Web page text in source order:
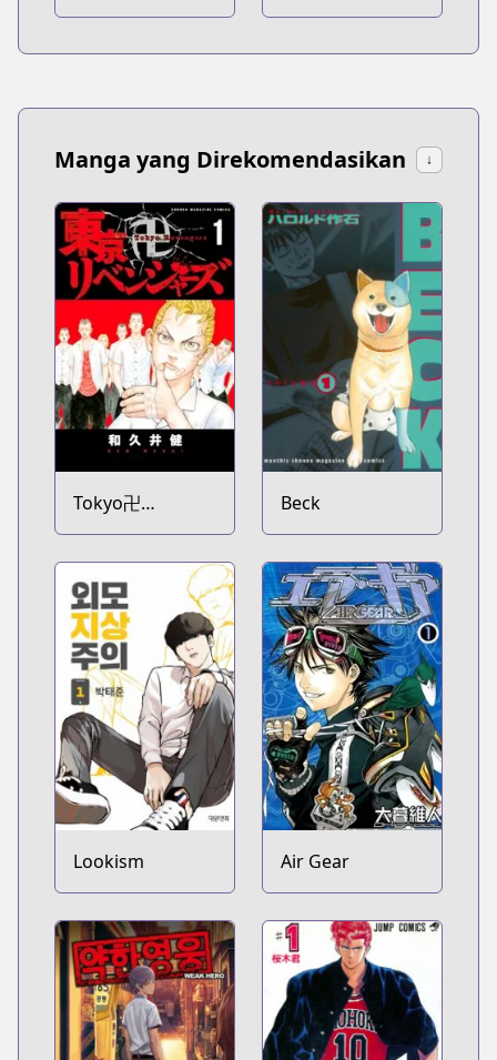
Manga yang Direkomendasikan ↓
Tokyo卍
Revengers
Beck
Lookism Air Gear